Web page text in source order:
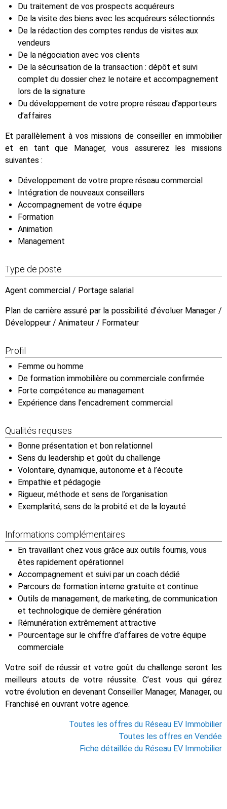
Du traitement de vos prospects acquéreurs
De la visite des biens avec les acquéreurs sélectionnés
De la rédaction des comptes rendus de visites aux
vendeurs
De la négociation avec vos clients
De la sécurisation de la transaction : dépôt et suivi
complet du dossier chez le notaire et accompagnement
lors de la signature
Du développement de votre propre réseau d’apporteurs
d’affaires
Et parallèlement à vos missions de conseiller en immobilier
et en tant que Manager, vous assurerez les missions
suivantes :
Développement de votre propre réseau commercial
Intégration de nouveaux conseillers
Accompagnement de votre équipe
Formation
Animation
Management
Type de poste
Agent commercial / Portage salarial
Plan de carrière assuré par la possibilité d’évoluer Manager /
Développeur / Animateur / Formateur
Profil
Femme ou homme
De formation immobilière ou commerciale confirmée
Forte compétence au management
Expérience dans l’encadrement commercial
Qualités requises
Bonne présentation et bon relationnel
Sens du leadership et goût du challenge
Volontaire, dynamique, autonome et à l’écoute
Empathie et pédagogie
Rigueur, méthode et sens de l’organisation
Exemplarité, sens de la probité et de la loyauté
Informations complémentaires
En travaillant chez vous grâce aux outils fournis, vous
êtes rapidement opérationnel
Accompagnement et suivi par un coach dédié
Parcours de formation interne gratuite et continue
Outils de management, de marketing, de communication
et technologique de dernière génération
Rémunération extrêmement attractive
Pourcentage sur le chiffre d’affaires de votre équipe
commerciale
Votre soif de réussir et votre goût du challenge seront les
meilleurs atouts de votre réussite. C’est vous qui gérez
votre évolution en devenant Conseiller Manager, Manager, ou
Franchisé en ouvrant votre agence.
Toutes les offres du Réseau EV Immobilier
Toutes les offres en Vendée
Fiche détaillée du Réseau EV Immobilier